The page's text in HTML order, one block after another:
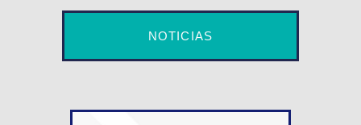
NOTICIAS